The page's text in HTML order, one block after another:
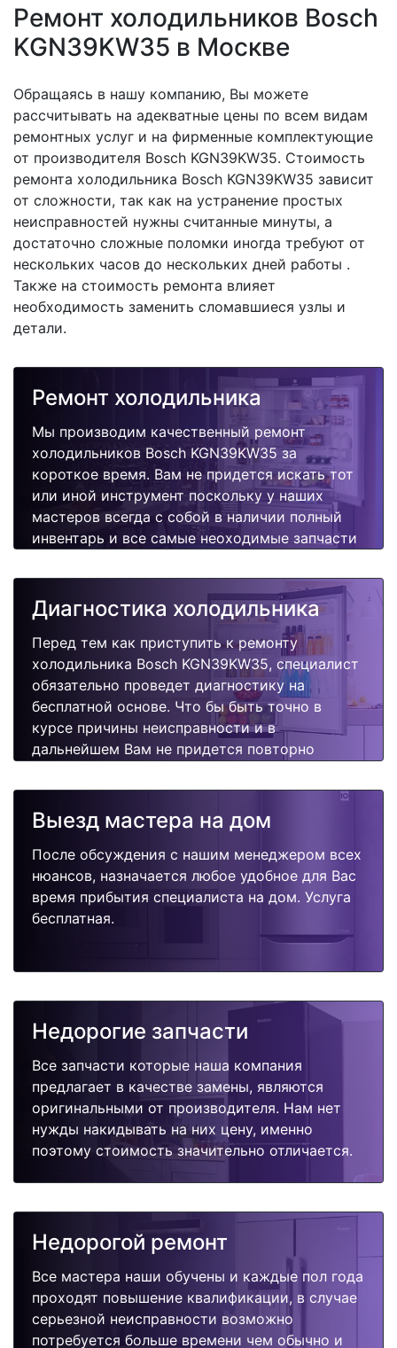
Ремонт холодильников Bosch
KGN39KW35 в Москве
Обращаясь в нашу компанию, Вы можете
рассчитывать на адекватные цены по всем видам
ремонтных услуг и на фирменные комплектующие
от производителя Bosch KGN39KW35. Стоимость
ремонта холодильника Bosch KGN39KW35 зависит
от сложности, так как на устранение простых
неисправностей нужны считанные минуты, а
достаточно сложные поломки иногда требуют от
нескольких часов до нескольких дней работы .
Также на стоимость ремонта влияет
необходимость заменить сломавшиеся узлы и
детали.
Ремонт холодильника
Мы производим качественный ремонт
холодильников Bosch KGN39KW35 за
короткое время. Вам не придется искать тот
или иной инструмент поскольку у наших
мастеров всегда с собой в наличии полный
инвентарь и все самые неоходимые запчасти
быстро, качественно и недорого.
Диагностика холодильника
Перед тем как приступить к ремонту
холодильника Bosch KGN39KW35, специалист
обязательно проведет диагностику на
бесплатной основе. Что бы быть точно в
курсе причины неисправности и в
дальнейшем Вам не придется повторно
поломок.
Выезд мастера на дом
После обсуждения с нашим менеджером всех
нюансов, назначается любое удобное для Вас
время прибытия специалиста на дом. Услуга
бесплатная.
Недорогие запчасти
Все запчасти которые наша компания
предлагает в качестве замены, являются
оригинальными от производителя. Нам нет
нужды накидывать на них цену, именно
поэтому стоимость значительно отличается.
Недорогой ремонт
Все мастера наши обучены и каждые пол года
проходят повышение квалификации, в случае
серьезной неисправности возможно
потребуется больше времени чем обычно и